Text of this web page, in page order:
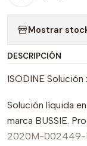
Mostrar
DESCRIPCIÓN
ISODINE
Solución líquida
marca BUSSIE.
2020M-002449-